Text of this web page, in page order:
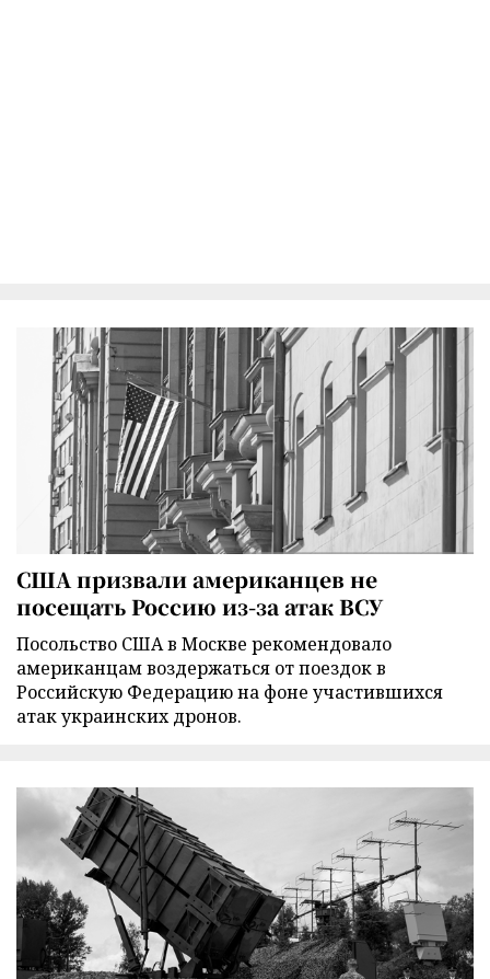
США призвали американцев не
посещать Россию из-за атак ВСУ
Посольство США в Москве рекомендовало
американцам воздержаться от поездок в
Российскую Федерацию на фоне участившихся
атак украинских дронов.